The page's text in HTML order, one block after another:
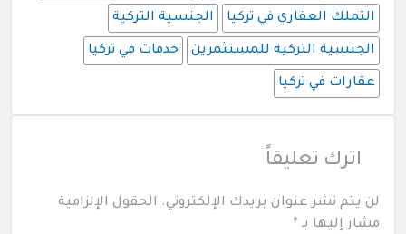
التملك العقاري في تركيا الجنسية التركية
الجنسية التركية للمستثمرين خدمات في تركيا
عقارات في تركيا
اترك تعليقاً
لن يتم نشر عنوان بريدك الإلكتروني. الحقول الإلزامية
مشار إليها بـ *